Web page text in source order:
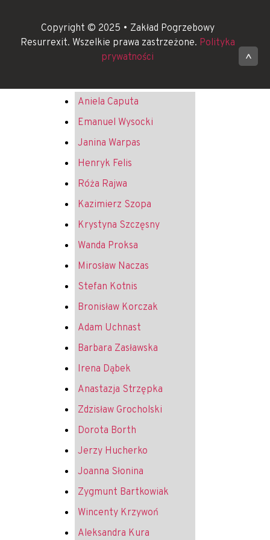
Copyright © 2025 • Zakład Pogrzebowy
Resurrexit. Wszelkie prawa zastrzeżone. Polityka
prywatności
^
Aniela Caputa
Emanuel Wysocki
Janina Warpas
Henryk Felis
Róża Rajwa
Kazimierz Szopa
Krystyna Szczęsny
Wanda Proksa
Mirosław Naczas
Stefan Kotnis
Bronisław Korczak
Adam Uchnast
Barbara Zasławska
Irena Dąbek
Anastazja Strzępka
Zdzisław Grocholski
Dorota Borth
Jerzy Hucherko
Joanna Słonina
Zygmunt Bartkowiak
Wincenty Krzywoń
Aleksandra Kura